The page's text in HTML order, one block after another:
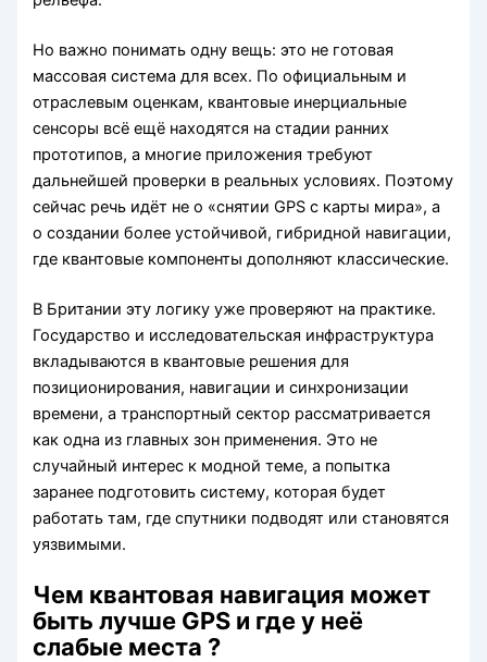
Но важно понимать одну вещь: это не готовая
массовая система для всех. По официальным и
отраслевым оценкам, квантовые инерциальные
сенсоры всё ещё находятся на стадии ранних
прототипов, а многие приложения требуют
дальнейшей проверки в реальных условиях. Поэтому
сейчас речь идёт не о «снятии GPS с карты мира», а
о создании более устойчивой, гибридной навигации,
где квантовые компоненты дополняют классические.
В Британии эту логику уже проверяют на практике.
Государство и исследовательская инфраструктура
вкладываются в квантовые решения для
позиционирования, навигации и синхронизации
времени, а транспортный сектор рассматривается
как одна из главных зон применения. Это не
случайный интерес к модной теме, а попытка
заранее подготовить систему, которая будет
работать там, где спутники подводят или становятся
уязвимыми.
Чем квантовая навигация может
быть лучше GPS и где у неё
слабые места ?